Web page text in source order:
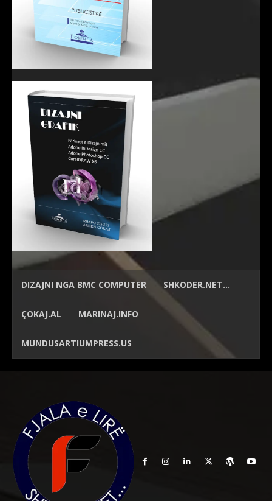
DIZAJNI NGA BMC COMPUTER SHKODER.NET…
ÇOKAJ.AL MARINAJ.INFO
MUNDUSARTIUMPRESS.US